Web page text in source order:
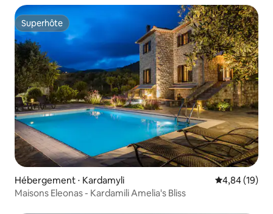
Superhôte
Superhôte
Hébergement ⋅ Kardamyli Évaluation
4,84 (19)
Maisons Eleonas - Kardamili Amelia's Bliss